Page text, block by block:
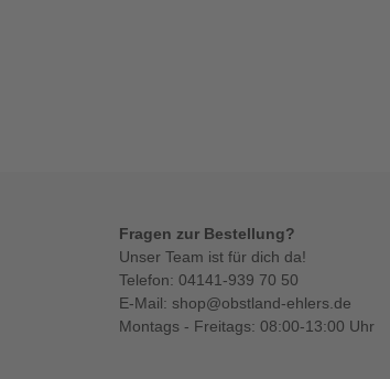
Fragen zur Bestellung?
Unser Team ist für dich da!
Telefon: 04141-939 70 50
E-Mail: shop@obstland-ehlers.de
Montags - Freitags: 08:00-13:00 Uhr